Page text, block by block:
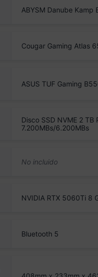
ABYSM Danube Kamp
Cougar Gaming Atlas
ASUS TUF Gaming
Disco SSD NVME 2
7.200MBs/6.200MBs
NVIDIA RTX 5060Ti 8
Bluetooth 5